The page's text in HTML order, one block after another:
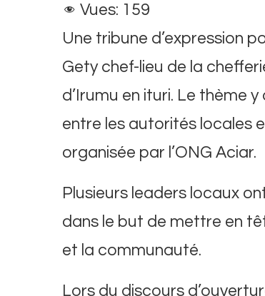
Vues: 159
Une tribune d’expression
Gety chef-lieu de la
d’Irumu en ituri. Le thème
entre les autorités locales
organisée par l’ONG Aciar.
Plusieurs leaders locaux
dans le but de mettre en
et la communauté.
Lors du discours